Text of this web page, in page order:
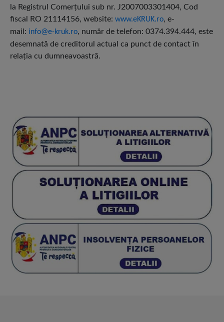
la Registrul Comerțului sub nr. J2007003301404, Cod
fiscal RO 21114156, website: www.eKRUK.ro, e-
mail: info@e-kruk.ro, număr de telefon: 0374.394.444, este
desemnată de creditorul actual ca punct de contact în
relația cu dumneavoastră.